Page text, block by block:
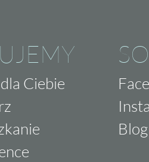
Ciebie
Blog